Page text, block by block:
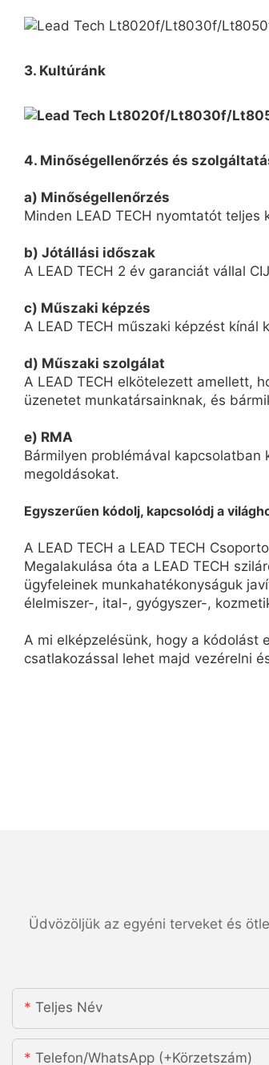
3. Kultúránk
4. Minőségellenőrzés és
a) Minőségellenőrzés
Minden LEAD TECH nyomtatót
b) Jótállási időszak
A LEAD TECH 2 év garanciát vállal
c) Műszaki képzés
A LEAD TECH műszaki képzést
d) Műszaki szolgálat
A LEAD TECH elkötelezett amellett,
üzenetet munkatársainknak, és
e) RMA
Bármilyen problémával
megoldásokat.
Egyszerűen kódolj, kapcsolódj a
A LEAD TECH a LEAD TECH
Megalakulása óta a LEAD TECH
ügyfeleinek munkahatékonyságuk
élelmiszer-, ital-, gyógyszer-,
A mi elképzelésünk, hogy a kódolást
csatlakozással lehet majd vezérelni
Üdvözöljük az egyéni terveket és
Teljes Név
Telefon/WhatsApp (+körzetszám)